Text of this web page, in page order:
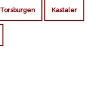
Torsburgen Kastaler